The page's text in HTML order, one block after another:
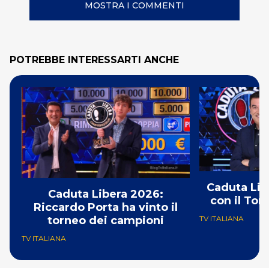
MOSTRA I COMMENTI
POTREBBE INTERESSARTI ANCHE
Caduta Libera 2026:
Riccardo Porta ha vinto il
torneo dei campioni
TV ITALIANA
Caduta
con il
TV ITALIANA